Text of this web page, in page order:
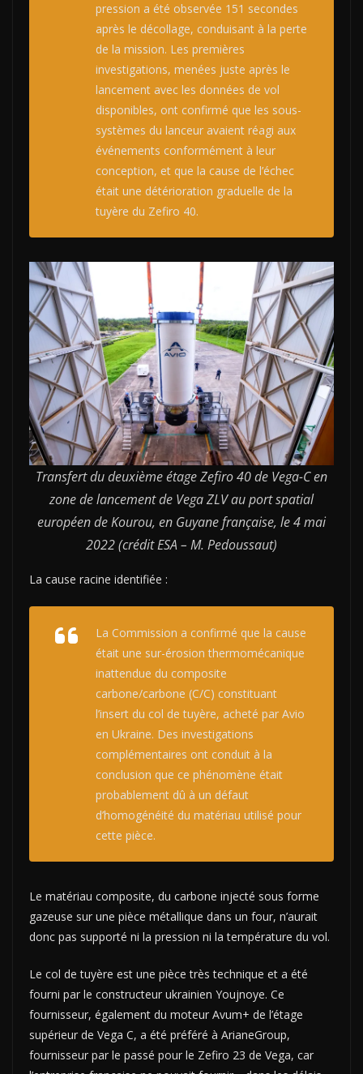
pression a été observée 151 secondes
après le décollage, conduisant à la perte
de la mission. Les premières
investigations, menées juste après le
lancement avec les données de vol
disponibles, ont confirmé que les sous-
systèmes du lanceur avaient réagi aux
événements conformément à leur
conception, et que la cause de l’échec
était une détérioration graduelle de la
tuyère du Zefiro 40.
Transfert du deuxième étage Zefiro 40 de Vega-C en
zone de lancement de Vega ZLV au port spatial
européen de Kourou, en Guyane française, le 4 mai
2022 (crédit ESA – M. Pedoussaut)
La cause racine identifiée :
La Commission a confirmé que la cause
était une sur-érosion thermomécanique
inattendue du composite
carbone/carbone (C/C) constituant
l’insert du col de tuyère, acheté par Avio
en Ukraine. Des investigations
complémentaires ont conduit à la
conclusion que ce phénomène était
probablement dû à un défaut
d’homogénéité du matériau utilisé pour
cette pièce.
Le matériau composite, du carbone injecté sous forme
gazeuse sur une pièce métallique dans un four, n’aurait
donc pas supporté ni la pression ni la température du vol.
Le col de tuyère est une pièce très technique et a été
fourni par le constructeur ukrainien Youjnoye. Ce
fournisseur, également du moteur Avum+ de l’étage
supérieur de Vega C, a été préféré à ArianeGroup,
fournisseur par le passé pour le Zefiro 23 de Vega, car